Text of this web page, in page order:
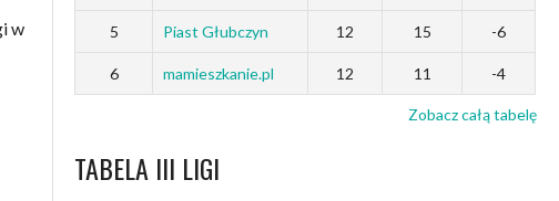
w
5 Piast Głubczyn 12 15 -6
6 mamieszkanie.pl 12 11 -4
Zobacz całą tabelę
TABELA III LIGI